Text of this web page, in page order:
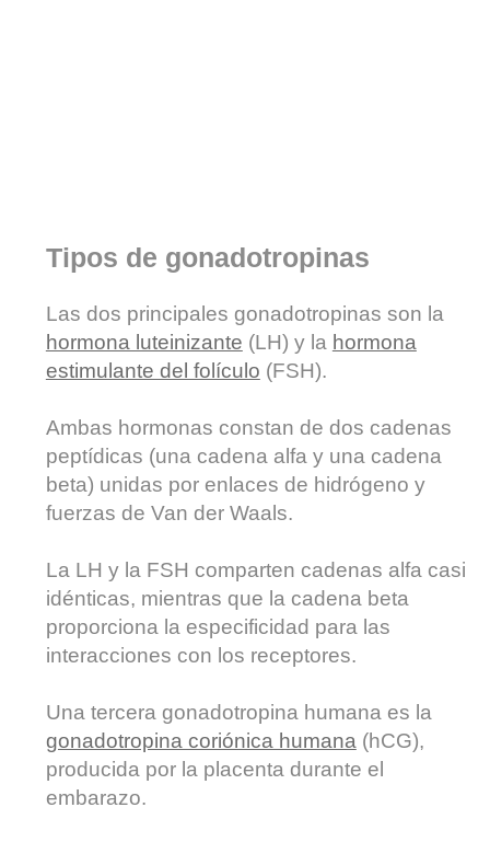
Tipos de gonadotropinas
Las dos principales gonadotropinas son la
hormona luteinizante (LH) y la hormona
estimulante del folículo (FSH).
Ambas hormonas constan de dos cadenas
peptídicas (una cadena alfa y una cadena
beta) unidas por enlaces de hidrógeno y
fuerzas de Van der Waals.
La LH y la FSH comparten cadenas alfa casi
idénticas, mientras que la cadena beta
proporciona la especificidad para las
interacciones con los receptores.
Una tercera gonadotropina humana es la
gonadotropina coriónica humana (hCG),
producida por la placenta durante el
embarazo.